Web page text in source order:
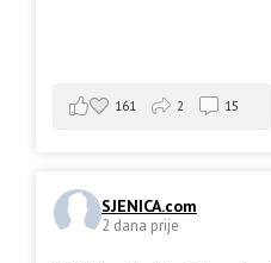
161 2 15
SJENICA.com
2 dana prije